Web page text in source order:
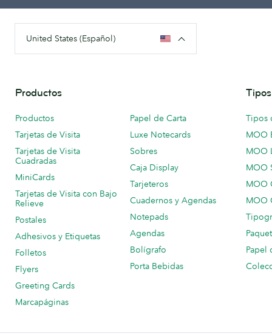
United States (Español)
Productos
Productos
Tarjetas de Visita
Tarjetas de Visita
Cuadradas
MiniCards
Tarjetas de Visita con Bajo
Relieve
Postales
Adhesivos y Etiquetas
Folletos
Flyers
Greeting Cards
Marcapáginas
Papel de Carta
Luxe Notecards
Sobres
Caja Display
Tarjeteros
Cuadernos y Agendas
Notepads
Agendas
Bolígrafo
Porta Bebidas
Tipos
MOO
MOO
MOO
MOO
MOO
Papel